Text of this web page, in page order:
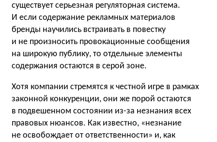
существует серьезная регуляторная система.
И если содержание рекламных материалов
бренды научились встраивать в повестку
и не произносить провокационные сообщения
на широкую публику, то отдельные элементы
содержания остаются в серой зоне.
Хотя компании стремятся к честной игре в рамках
законной конкуренции, они же порой остаются
в подвешенном состоянии из-за незнания всех
правовых нюансов. Как известно, «незнание
не освобождает от ответственности» и, как